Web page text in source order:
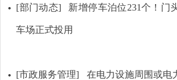
[部门动态] 新增停车泊位231个！门
车场正式投用
[市政服务管理] 在电力设施周围或电